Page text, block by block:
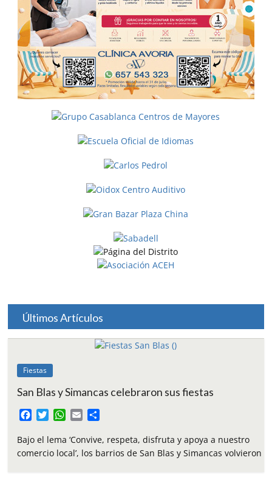
Últimos Artículos
Fiestas
San Blas y Simancas celebraron sus fiestas
c
e
i
t
W
a
t
a
i
m
p
Bajo el lema ‘Convive, respeta, disfruta y apoya a nuestro
comercio local’, los barrios de San Blas y Simancas volvieron